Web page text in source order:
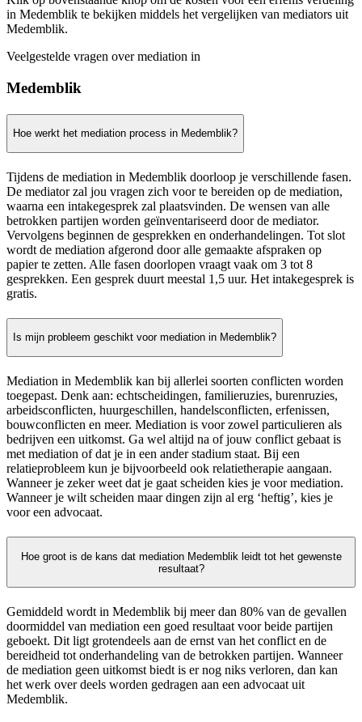
in Medemblik te bekijken middels het vergelijken van mediators uit
Medemblik.
Veelgestelde vragen over mediation in
Medemblik
Hoe werkt het mediation process in Medemblik?
Tijdens de mediation in Medemblik doorloop je verschillende fasen.
De mediator zal jou vragen zich voor te bereiden op de mediation,
waarna een intakegesprek zal plaatsvinden. De wensen van alle
betrokken partijen worden geïnventariseerd door de mediator.
Vervolgens beginnen de gesprekken en onderhandelingen. Tot slot
wordt de mediation afgerond door alle gemaakte afspraken op
papier te zetten. Alle fasen doorlopen vraagt vaak om 3 tot 8
gesprekken. Een gesprek duurt meestal 1,5 uur. Het intakegesprek is
gratis.
Is mijn probleem geschikt voor mediation in Medemblik?
Mediation in Medemblik kan bij allerlei soorten conflicten worden
toegepast. Denk aan: echtscheidingen, familieruzies, burenruzies,
arbeidsconflicten, huurgeschillen, handelsconflicten, erfenissen,
bouwconflicten en meer. Mediation is voor zowel particulieren als
bedrijven een uitkomst. Ga wel altijd na of jouw conflict gebaat is
met mediation of dat je in een ander stadium staat. Bij een
relatieprobleem kun je bijvoorbeeld ook relatietherapie aangaan.
Wanneer je zeker weet dat je gaat scheiden kies je voor mediation.
Wanneer je wilt scheiden maar dingen zijn al erg ‘heftig’, kies je
voor een advocaat.
Hoe groot is de kans dat mediation Medemblik leidt tot het gewenste
resultaat?
Gemiddeld wordt in Medemblik bij meer dan 80% van de gevallen
doormiddel van mediation een goed resultaat voor beide partijen
geboekt. Dit ligt grotendeels aan de ernst van het conflict en de
bereidheid tot onderhandeling van de betrokken partijen. Wanneer
de mediation geen uitkomst biedt is er nog niks verloren, dan kan
het werk over deels worden gedragen aan een advocaat uit
Medemblik.